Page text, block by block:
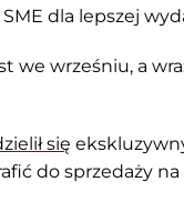
dla lepszej
we wrześniu, a
się
do sprzedaży